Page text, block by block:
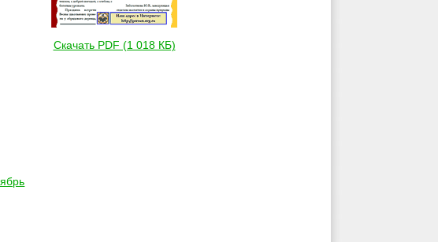
Скачать PDF (1 018 КБ)